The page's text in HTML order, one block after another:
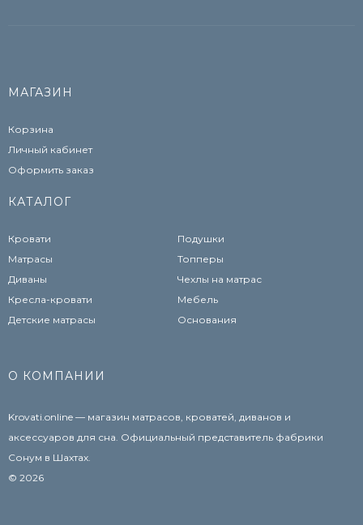
МАГАЗИН
Корзина
Личный кабинет
Оформить заказ
КАТАЛОГ
Кровати
Матрасы
Диваны
Кресла-кровати
Детские матрасы
Подушки
Топперы
Чехлы на матрас
Мебель
Основания
О КОМПАНИИ
Krovati.online — магазин матрасов, кроватей, диванов и
аксессуаров для сна. Официальный представитель фабрики
Сонум в Шахтах.
© 2026